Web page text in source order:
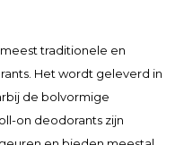
meest traditionele en
Het wordt geleverd in
de bolvormige
on deodorants zijn